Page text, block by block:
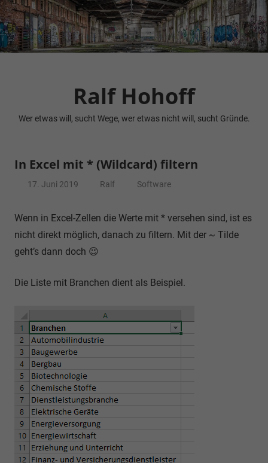
Zum
Inhalt
springen
Ralf Hohoff
Wer etwas will, sucht Wege, wer etwas nicht will, sucht Gründe.
In Excel mit * (Wildcard) filtern
17. Juni 2019 Ralf Software
Wenn in Excel-Zellen die Werte mit * versehen sind, ist es
nicht direkt möglich, danach zu filtern. Mit der ~ Tilde
geht’s dann doch 😉
Die Liste mit Branchen dient als Beispiel.